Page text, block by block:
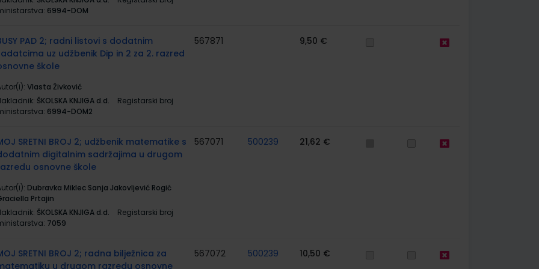
6994-DOM
PAD 2; radni listovi s dodatnim
uz udžbenik Dip in 2 za 2. razred
škole
Vlasta Živković
ŠKOLSKA KNJIGA d.d.
Registarski broj
6994-DOM2
567871 9,50 €
SRETNI BROJ 2; udžbenik matematike s
digitalnim sadržajima u drugom
osnovne škole
Dubravka Miklec Sanja Jakovljević Rogić
Prtajin
ŠKOLSKA KNJIGA d.d.
Registarski broj
7059
567071 500239 21,62 €
SRETNI BROJ 2; radna bilježnica za
u drugom razredu osnovne
567072 500239 10,50 €